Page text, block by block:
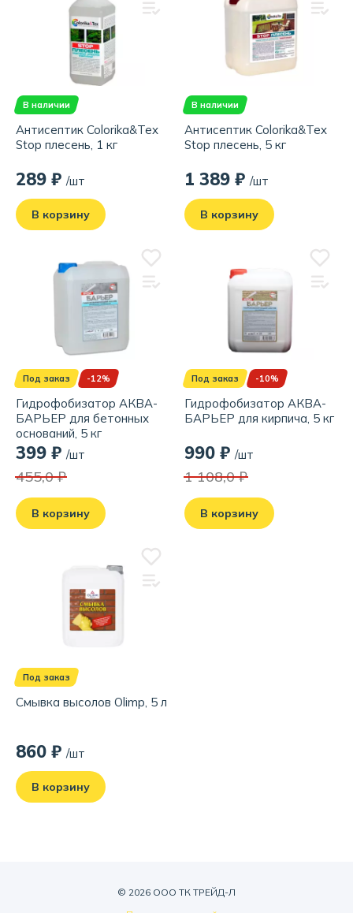
В наличии
Антисептик Colorika&Tex
Stop плесень, 1 кг
289 ₽ /шт
В корзину
В наличии
Антисептик Colorika&Tex
Stop плесень, 5 кг
1 389 ₽ /шт
В корзину
Под заказ -12%
Гидрофобизатор АКВА-
БАРЬЕР для бетонных
оснований, 5 кг
399 ₽ /шт
455,0 ₽
В корзину
Под заказ -10%
Гидрофобизатор АКВА-
БАРЬЕР для кирпича, 5 кг
990 ₽ /шт
1 108,0 ₽
В корзину
Под заказ
Смывка высолов Olimp, 5 л
860 ₽ /шт
В корзину
© 2026 ООО ТК ТРЕЙД-Л